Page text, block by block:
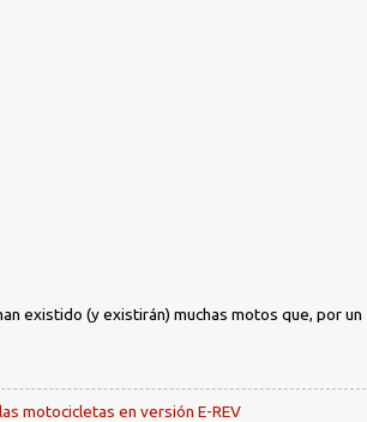
existido (y existirán) muchas motos que, por un
motocicletas en versión E-REV